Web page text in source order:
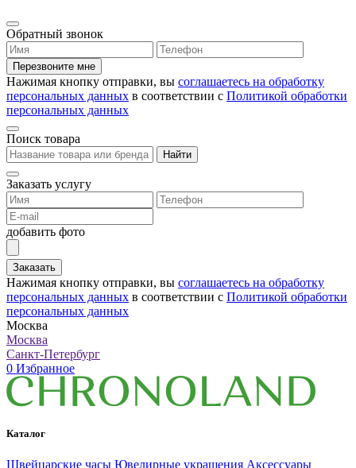
Обратный звонок
Перезвоните мне
Нажимая кнопку отправки, вы соглашаетесь на обработку
персональных данных в соответствии с Политикой обработки
персональных данных
Поиск товара
Найти
Заказать услугу
добавить фото
Заказать
Нажимая кнопку отправки, вы соглашаетесь на обработку
персональных данных в соответствии с Политикой обработки
персональных данных
Москва
Москва
Санкт-Петербург
0 Избранное
Каталог
Швейцарские часы Ювелирные украшения Аксессуары